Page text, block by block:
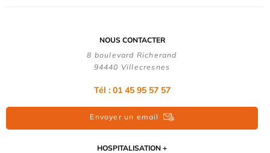
NOUS CONTACTER
8 boulevard Richerand
94440 Villecresnes
Tél : 01 45 95 57 57
Envoyer un email
HOSPITALISATION